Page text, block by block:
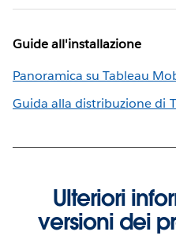
Guide all'installazione
Panoramica su Tableau
Guida alla distribuzione di
Ulteriori
versioni dei